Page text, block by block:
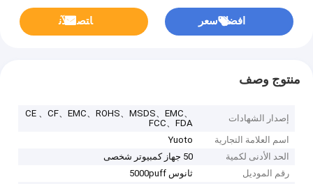
افضل سعر ﺎﺘﺼﻟ ﺍﻶﻧ
منتوج وصف
إصدار الشهادات
CE 、CF、EMC、ROHS、MSDS、EMC、
FCC、FDA
اسم العلامة التجارية
Yuoto
الحد الأدنى لكمية
50 جهاز كمبيوتر شخصى
رقم الموديل
ثانوس 5000puff